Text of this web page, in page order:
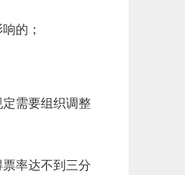
的；
定需要组织调整
率达不到三分